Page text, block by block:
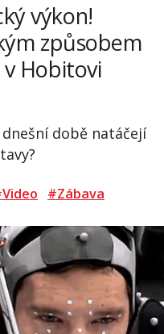
výkon!
způsobem
Hobitovi
době natáčejí
#Zábava